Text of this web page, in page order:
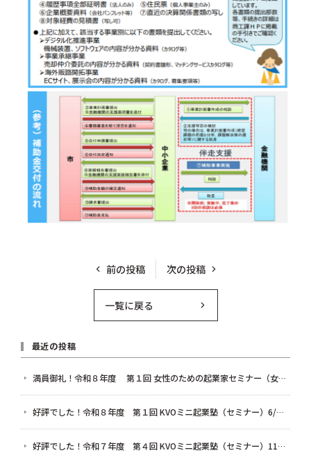
前の投稿 次の投稿
一覧に戻る
最近の投稿
満員御礼！令和８年度 第１回 女性のための起業家セミナー（女性起業家セミナー＆交流会）（7/28）
好評でした！令和８年度 第１回 KVOミニ起業塾（セミナー）6/12 「発信」だけで終わらせない 起業家のためのSNS・LINE活用術 〜フォロワー数より大切な集客の鉄則〜
好評でした！令和７年度 第４回 KVOミニ起業塾（セミナー）11/7 まだ間に合う！AIとクラウド会計を使った確定申告のための超かんたん帳簿作り